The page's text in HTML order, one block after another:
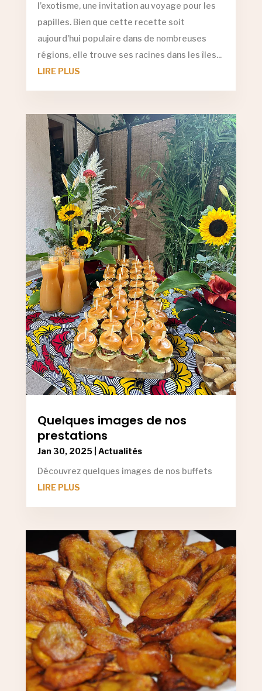
l’exotisme, une invitation au voyage pour les
papilles. Bien que cette recette soit
aujourd'hui populaire dans de nombreuses
régions, elle trouve ses racines dans les îles...
LIRE PLUS
Quelques images de nos
prestations
Jan 30, 2025| Actualités
Découvrez quelques images de nos buffets
LIRE PLUS